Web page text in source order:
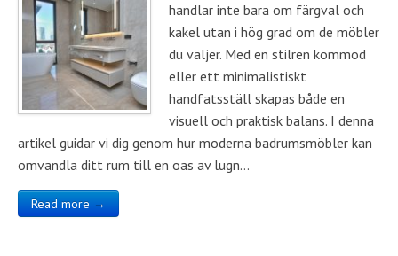
handlar inte bara om färgval och
kakel utan i hög grad om de möbler
du väljer. Med en stilren kommod
eller ett minimalistiskt
handfatsställ skapas både en
visuell och praktisk balans. I denna
artikel guidar vi dig genom hur moderna badrumsmöbler kan
omvandla ditt rum till en oas av lugn…
Read more →